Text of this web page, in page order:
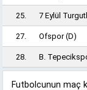
25. 7 Eylül
27. Ofspor(D)
28. B.
Futbolcunun maç